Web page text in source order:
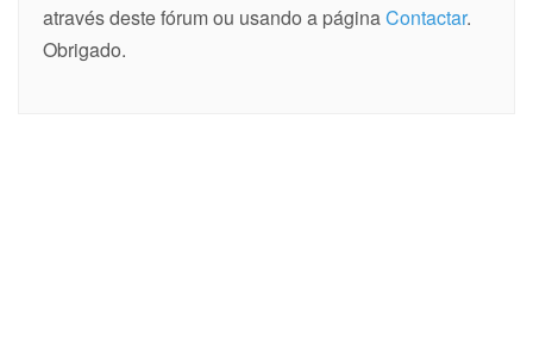
através deste fórum ou usando a páginaContactar.
Obrigado.